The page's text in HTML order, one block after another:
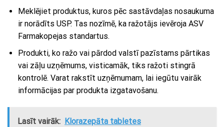
Meklējiet produktus, kuros pēc sastāvdaļas nosaukuma
ir norādīts USP. Tas nozīmē, ka ražotājs ievēroja ASV
Farmakopejas standartus.
Produkti, ko ražo vai pārdod valstī pazīstams pārtikas
vai zāļu uzņēmums, visticamāk, tiks ražoti stingrā
kontrolē. Varat rakstīt uzņēmumam, lai iegūtu vairāk
informācijas par produkta izgatavošanu.
Lasīt vairāk: Klorazepāta tabletes